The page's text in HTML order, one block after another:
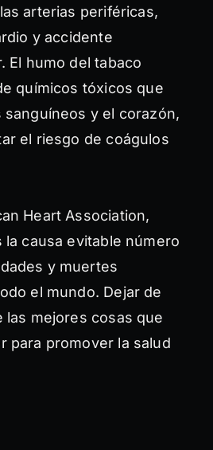
arterias periféricas,
y accidente
El humo del tabaco
químicos tóxicos que
sanguíneos y el corazón,
el riesgo de coágulos
Heart Association,
causa evitable número
y muertes
el mundo. Dejar de
las mejores cosas que
para promover la salud